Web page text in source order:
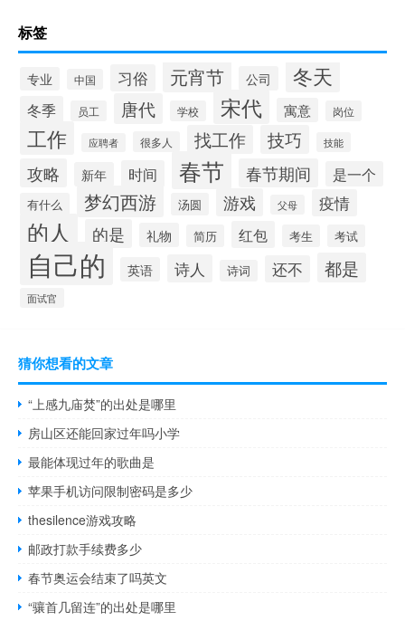
标签
专业 中国 习俗 元宵节 公司 冬天
冬季 员工 唐代 学校 宋代 寓意 岗位
工作 应聘者 很多人 找工作 技巧 技能
攻略 新年 时间 春节 春节期间 是一个
有什么 梦幻西游 汤圆 游戏 父母 疫情
的人 的是 礼物 简历 红包 考生 考试
自己的 英语 诗人 诗词 还不 都是
面试官
猜你想看的文章
“上感九庙焚”的出处是哪里
房山区还能回家过年吗小学
最能体现过年的歌曲是
苹果手机访问限制密码是多少
thesilence游戏攻略
邮政打款手续费多少
春节奥运会结束了吗英文
“骧首几留连”的出处是哪里